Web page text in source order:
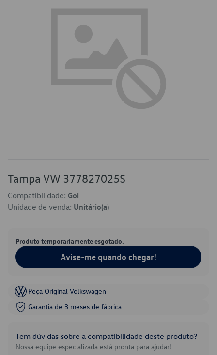
Tampa VW 377827025S
Compatibilidade: Gol
Unidade de venda: Unitário(a)
Produto temporariamente esgotado.
Avise-me quando chegar!
Peça Original Volkswagen
Garantia de 3 meses de fábrica
Tem dúvidas sobre a compatibilidade deste produto?
Nossa equipe especializada está pronta para ajudar!